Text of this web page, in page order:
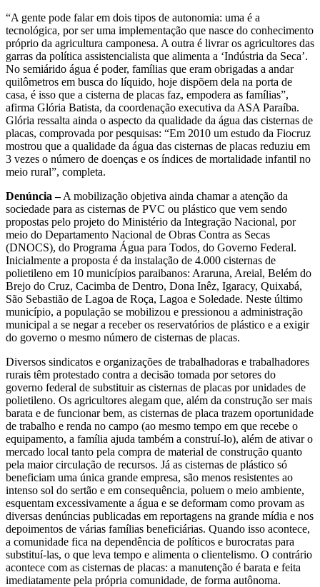
“A gente pode falar em dois tipos de autonomia: uma é a
tecnológica, por ser uma implementação que nasce do conhecimento
próprio da agricultura camponesa. A outra é livrar os agricultores das
garras da política assistencialista que alimenta a ‘Indústria da Seca’.
No semiárido água é poder, famílias que eram obrigadas a andar
quilômetros em busca do líquido, hoje dispõem dela na porta de
casa, é isso que a cisterna de placas faz, empodera as famílias”,
afirma Glória Batista, da coordenação executiva da ASA Paraíba.
Glória ressalta ainda o aspecto da qualidade da água das cisternas de
placas, comprovada por pesquisas: “Em 2010 um estudo da Fiocruz
mostrou que a qualidade da água das cisternas de placas reduziu em
3 vezes o número de doenças e os índices de mortalidade infantil no
meio rural”, completa.
Denúncia –A mobilização objetiva ainda chamar a atenção da
sociedade para as cisternas de PVC ou plástico que vem sendo
propostas pelo projeto do Ministério da Integração Nacional, por
meio do Departamento Nacional de Obras Contra as Secas
(DNOCS), do Programa Água para Todos, do Governo Federal.
Inicialmente a proposta é da instalação de 4.000 cisternas de
polietileno em 10 municípios paraibanos: Araruna, Areial, Belém do
Brejo do Cruz, Cacimba de Dentro, Dona Inêz, Igaracy, Quixabá,
São Sebastião de Lagoa de Roça, Lagoa e Soledade. Neste último
município, a população se mobilizou e pressionou a administração
municipal a se negar a receber os reservatórios de plástico e a exigir
do governo o mesmo número de cisternas de placas.
Diversos sindicatos e organizações de trabalhadoras e trabalhadores
rurais têm protestado contra a decisão tomada por setores do
governo federal de substituir as cisternas de placas por unidades de
polietileno. Os agricultores alegam que, além da construção ser mais
barata e de funcionar bem, as cisternas de placa trazem oportunidade
de trabalho e renda no campo (ao mesmo tempo em que recebe o
equipamento, a família ajuda também a construí-lo), além de ativar o
mercado local tanto pela compra de material de construção quanto
pela maior circulação de recursos. Já as cisternas de plástico só
beneficiam uma única grande empresa, são menos resistentes ao
intenso sol do sertão e em consequência, poluem o meio ambiente,
esquentam excessivamente a água e se deformam como provam as
diversas denúncias publicadas em reportagens na grande mídia e nos
depoimentos de várias famílias beneficiárias. Quando isso acontece,
a comunidade fica na dependência de políticos e burocratas para
substituí-las, o que leva tempo e alimenta o clientelismo. O contrário
acontece com as cisternas de placas: a manutenção é barata e feita
imediatamente pela própria comunidade, de forma autônoma.